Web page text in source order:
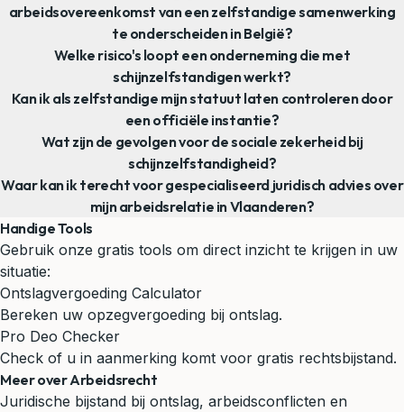
arbeidsovereenkomst van een zelfstandige samenwerking
te onderscheiden in België?
Welke risico's loopt een onderneming die met
schijnzelfstandigen werkt?
Kan ik als zelfstandige mijn statuut laten controleren door
een officiële instantie?
Wat zijn de gevolgen voor de sociale zekerheid bij
schijnzelfstandigheid?
Waar kan ik terecht voor gespecialiseerd juridisch advies over
mijn arbeidsrelatie in Vlaanderen?
Handige Tools
Gebruik onze gratis tools om direct inzicht te krijgen in uw
situatie:
Ontslagvergoeding Calculator
Bereken uw opzegvergoeding bij ontslag.
Pro Deo Checker
Check of u in aanmerking komt voor gratis rechtsbijstand.
Meer over Arbeidsrecht
Juridische bijstand bij ontslag, arbeidsconflicten en